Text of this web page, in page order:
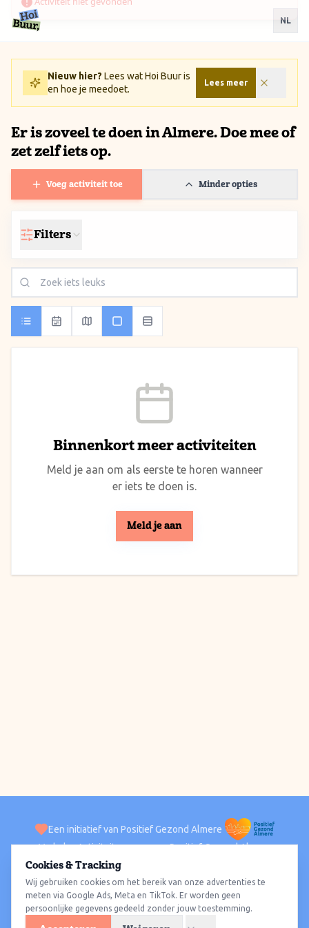
Ga naar inhoud / Skip to content
NL
Nieuw hier? Lees wat Hoi Buur is
en hoe je meedoet.
Lees meer
Er is zoveel te doen in Almere. Doe mee of
zet zelf iets op.
Voeg activiteit toe Minder opties
Filters
Binnenkort meer activiteiten
Meld je aan om als eerste te horen wanneer
er iets te doen is.
Meld je aan
Een initiatief van Positief Gezond Almere
VerhalenActiviteiten Positief Gezond Almere
ACTIVITEITEN PER WIJK
Alle wijkenAlmere HavenAlmere StadAlmere BuitenAlmere Poort
Almere HoutAlmere OosterwoldWat te doen
Cookies & Tracking
Wij gebruiken cookies om het bereik van onze advertenties te
meten via Google Ads, Meta en TikTok. Er worden geen
persoonlijke gegevens gedeeld zonder jouw toestemming.